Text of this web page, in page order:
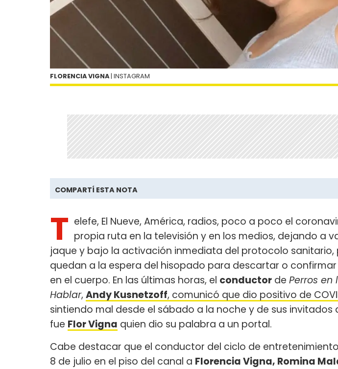
FLORENCIA VIGNA | INSTAGRAM
COMPARTÍ ESTA NOTA
T elefe, El Nueve, América, radios, poco a poco el
propia ruta en la televisión y en los medios, dejando a
jaque y bajo la activación inmediata del protocolo sanitario,
quedan a la espera del hisopado para descartar o
en el cuerpo. En las últimas horas, el conductor de Perros en
Hablar, Andy Kusnetzoff, comunicó que dio positivo de
sintiendo mal desde el sábado a la noche y de sus invitados
fue Flor Vigna quien dio su palabra a un portal.
Cabe destacar que el conductor del ciclo de
8 de julio en el piso del canal a Florencia Vigna, Romina